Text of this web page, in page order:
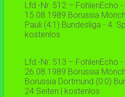
Lfd.-Nr. 512 – FohlenEcho
15.08.1989 Borussia
Pauli (4:1) Bundesliga - 4.
kostenlos
Lfd.-Nr. 513 – FohlenEcho
26.08.1989 Borussia
Borussia Dortmund (0:0)
24 Seiten | kostenlos